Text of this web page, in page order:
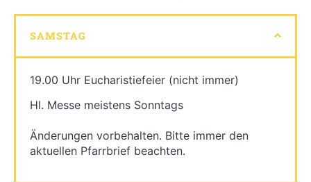
SAMSTAG
19.00 Uhr Eucharistiefeier (nicht immer)
Hl. Messe meistens Sonntags
Änderungen vorbehalten. Bitte immer den
aktuellen Pfarrbrief beachten.